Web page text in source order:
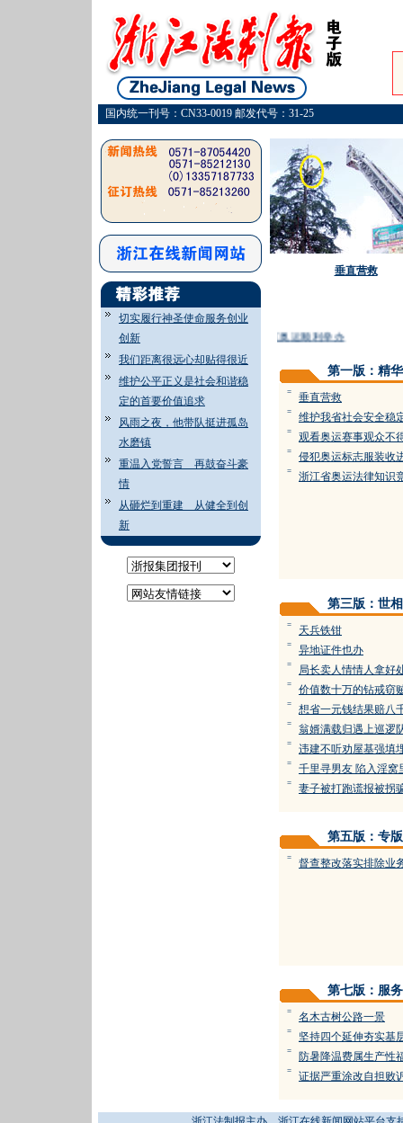
国内统一刊号：CN33-0019 邮发代号：31-25
切实履行神圣使命服务创业
创新
我们距离很远心却贴得很近
维护公平正义是社会和谐稳
定的首要价值追求
风雨之夜，他带队挺进孤岛
水磨镇
重温入党誓言 再鼓奋斗豪
情
从砸烂到重建 从健全到创
新
垂直营救
·维护我省社会安全稳定确保北京奥运顺利举办
第一版：精
= 垂直营救
= 维护我省社会安全稳
= 观看奥运赛事观众不
= 侵犯奥运标志服装收
= 浙江省奥运法律知识
第三版：世相
= 天兵铁钳
= 异地证件也办
= 局长卖人情情人拿好
= 价值数十万的钻戒窃
= 想省一元钱结果赔八
= 翁婿满载归遇上巡逻
= 违建不听劝屋基强填
= 千里寻男友 陷入淫窝
= 妻子被打跑谎报被拐
第五版：专版
= 督查整改落实排除业
第七版：服务
= 名木古树公路一景
= 坚持四个延伸夯实基
= 防暑降温费属生产性
= 证据严重涂改自担败